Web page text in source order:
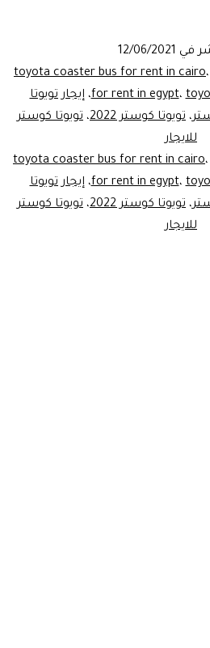
إيجار
تويوتا
كوستر
في 12/06/2021
toyota coaster bus for rent in cairo،
for rent in egypt، ،إيجار تويوتا
، تويوتا كوستر 2022 ، تويوتا كوستر
للايجار
toyota coaster bus for rent in cairo،
for rent in egypt، ،إيجار تويوتا
، تويوتا كوستر 2022 ، تويوتا كوستر
للايجار